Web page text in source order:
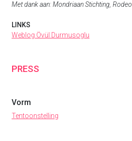
Met dank aan: Mondriaan Stichting, Rodeo
LINKS
Weblog Övül Durmusoglu
PRESS
Vorm
Tentoonstelling